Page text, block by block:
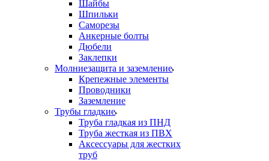
Шайбы
Шпильки
Саморезы
Анкерные болты
Дюбели
Заклепки
Молниезащита и заземление
Крепежные элементы
Проводники
Заземление
Трубы гладкие
Труба гладкая из ПНД
Труба жесткая из ПВХ
Аксессуары для жестких
труб